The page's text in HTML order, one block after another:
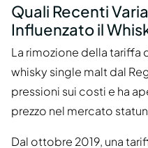
Quali Recenti
Influenzato il
La rimozione della tariffa
whisky single malt dal
pressioni sui costi e ha
prezzo nel mercato
Dal ottobre 2019, una